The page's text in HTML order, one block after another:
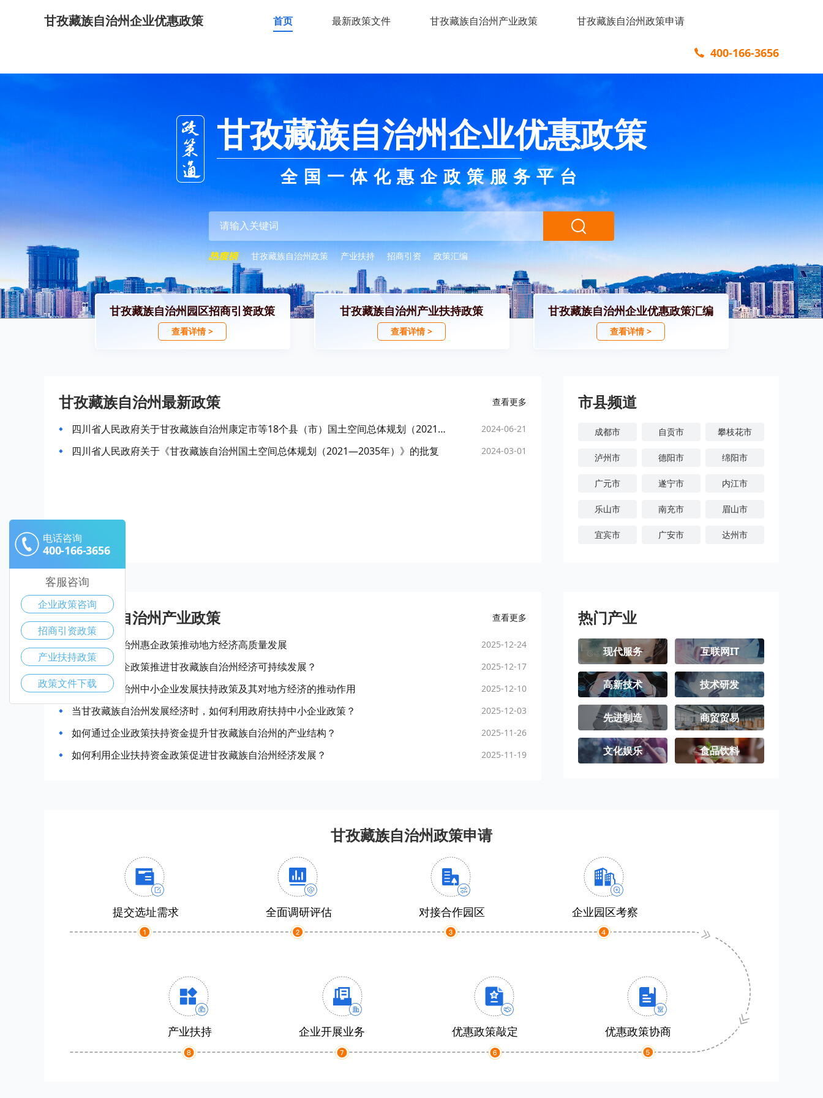
甘孜藏族自治州企业优惠政策 首页 最新政策文件 甘孜藏族自治州产业政策 甘孜藏族自治州政策申请
400-166-3656
甘孜藏族自治州企业优惠政策
全国一体化惠企政策服务平台
甘孜藏族自治州政策 产业扶持 招商引资 政策汇编
甘孜藏族自治州园区招商引资政策
查看详情 >
甘孜藏族自治州产业扶持政策
查看详情 >
甘孜藏族自治州企业优惠政策汇编
查看详情 >
甘孜藏族自治州最新政策 查看更多
四川省人民政府关于甘孜藏族自治州康定市等18个县（市）国土空间总体规划（2021—2035年）的批复 2024-06-21
四川省人民政府关于《甘孜藏族自治州国土空间总体规划（2021—2035年）》的批复 2024-03-01
甘孜藏族自治州产业政策 查看更多
甘孜藏族自治州惠企政策推动地方经济高质量发展 2025-12-24
如何通过惠企政策推进甘孜藏族自治州经济可持续发展？ 2025-12-17
甘孜藏族自治州中小企业发展扶持政策及其对地方经济的推动作用 2025-12-10
当甘孜藏族自治州发展经济时，如何利用政府扶持中小企业政策？ 2025-12-03
如何通过企业政策扶持资金提升甘孜藏族自治州的产业结构？ 2025-11-26
如何利用企业扶持资金政策促进甘孜藏族自治州经济发展？ 2025-11-19
市县频道
成都市 自贡市 攀枝花市
泸州市 德阳市 绵阳市
广元市 遂宁市 内江市
乐山市 南充市 眉山市
宜宾市 广安市 达州市
热门产业
现代服务 互联网IT
高新技术 技术研发
先进制造 商贸贸易
文化娱乐 食品饮料
甘孜藏族自治州政策申请
提交选址需求 全面调研评估 对接合作园区 企业园区考察
产业扶持 企业开展业务 优惠政策敲定 优惠政策协商
电话咨询
400-166-3656
客服咨询
企业政策咨询
招商引资政策
产业扶持政策
政策文件下载